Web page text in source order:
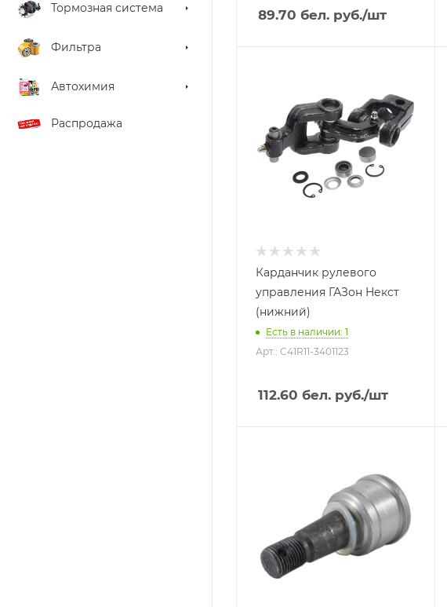
Тормозная система
Фильтра
Автохимия
Распродажа
89.70 бел. руб./шт
Карданчик рулевого
управления ГАЗон Некст
(нижний)
Есть в наличии: 1
Арт.: C41R11-3401123
112.60 бел. руб./шт